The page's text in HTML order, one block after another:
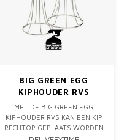
BIG GREEN EGG
KIPHOUDER RVS
MET DE BIG GREEN EGG
KIPHOUDER RVS KAN EEN KIP
RECHTOP GEPLAATS WORDEN
IN DE BIG GREEN EGG. DE RVS